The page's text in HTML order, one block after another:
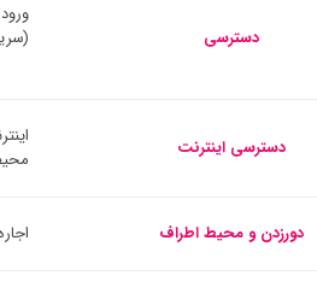
دسترسی
دسترسی اینترنت
دورزدن و محیط اطراف